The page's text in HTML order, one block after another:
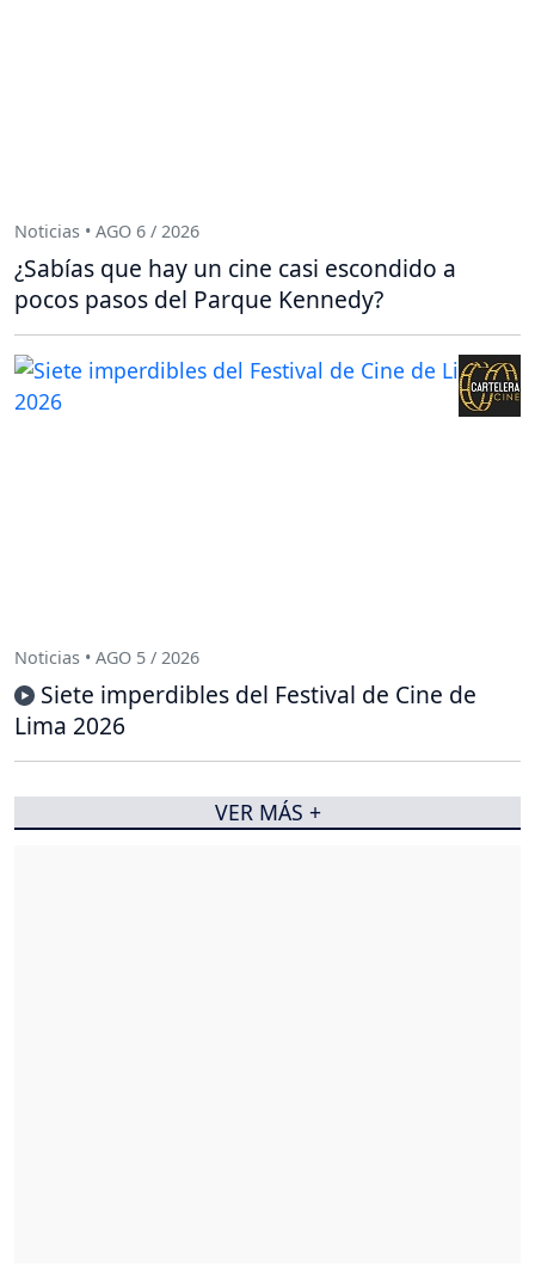
Noticias • AGO 6 / 2026
¿Sabías que hay un cine casi escondido a
pocos pasos del Parque Kennedy?
Noticias • AGO 5 / 2026
Siete imperdibles del Festival de Cine de
Lima 2026
VER MÁS +